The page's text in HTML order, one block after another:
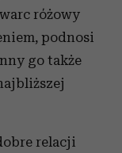
różowy
podnosi
go także
relacji